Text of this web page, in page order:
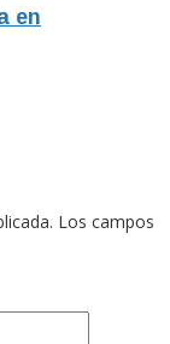
en
Los campos